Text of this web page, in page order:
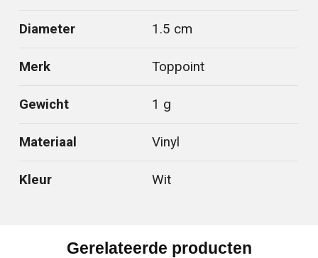
Diameter 1.5 cm
Merk Toppoint
Gewicht 1 g
Materiaal Vinyl
Kleur Wit
Gerelateerde producten